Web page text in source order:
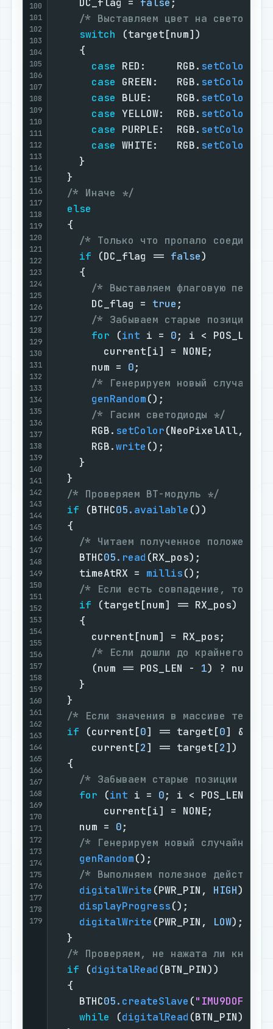
100
101
102
103
104
105
106
107
108
109
110
111
112
113
114
115
116
117
118
119
120
121
122
123
124
125
126
127
128
129
130
131
132
133
134
135
136
137
138
139
140
141
142
143
144
145
146
147
148
149
150
151
152
153
154
155
156
157
158
159
160
161
162
163
164
165
166
167
168
169
170
171
172
173
174
175
176
177
178
179
/* Выставляем цвет на
switch (target[num])
    {
case RED:     RGB. setColor
case GREEN:   RGB. setColor
case BLUE:    RGB. setColor
case YELLOW:  RGB. setColor
case PURPLE:  RGB. setColor
case WHITE:   RGB. setColor
    }
  }
/* Иначе */
else
  {
/* Только что пропало
if (DC_flag == false)
    {
/* Выставляем флаговую
      DC_flag =
true ;
/* Забываем старые позиции */
for (int i = 0; i < POS_LEN;
        current[i] = NONE;
      num =
0;
/* Генерируем новый
genRandom();
/* Гасим светодиоды */
      RGB.
setColor(NeoPixelAll,
      RGB.
write ();
    }
  }
/* Проверяем BT-модуль */
if (BTHC05. available ())
  {
/* Читаем полученное положение
    BTHC
05. read (RX_pos);
    timeAtRX =
millis();
/* Если есть совпадение, то
if (target[num] == RX_pos)
    {
      current[num] = RX_pos;
/* Если дошли до крайнего
      (num == POS_LEN -
1) ? num =
    }
  }
/* Если значения в массиве
if (current[0] == target[0] &&
      current[
2] == target[2])
  {
/* Забываем старые позиции */
for (int i = 0; i < POS_LEN;
        current[i] = NONE;
    num =
0;
/* Генерируем новый случайный
genRandom();
/* Выполняем полезное действие
digitalWrite (PWR_PIN, HIGH);
displayProgress();
digitalWrite (PWR_PIN, LOW);
  }
/* Проверяем, не нажата ли кнопка
if (digitalRead (BTN_PIN))
  {
    BTHC
05. createSlave ("IMU9DOF"
while (digitalRead (BTN_PIN)) {}